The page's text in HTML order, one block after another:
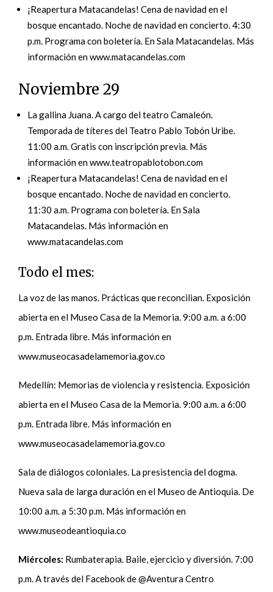
¡Reapertura Matacandelas! Cena de navidad en el
bosque encantado. Noche de navidad en concierto. 4:30
p.m. Programa con boletería. En Sala Matacandelas. Más
información en www.matacandelas.com
Noviembre 29
La gallina Juana. A cargo del teatro Camaleón.
Temporada de títeres del Teatro Pablo Tobón Uribe.
11:00 a.m. Gratis con inscripción previa. Más
información en www.teatropablotobon.com
¡Reapertura Matacandelas! Cena de navidad en el
bosque encantado. Noche de navidad en concierto.
11:30 a.m. Programa con boletería. En Sala
Matacandelas. Más información en
www.matacandelas.com
Todo el mes:
La voz de las manos. Prácticas que reconcilian. Exposición
abierta en el Museo Casa de la Memoria. 9:00 a.m. a 6:00
p.m. Entrada libre. Más información en
www.museocasadelamemoria.gov.co
Medellín: Memorias de violencia y resistencia. Exposición
abierta en el Museo Casa de la Memoria. 9:00 a.m. a 6:00
p.m. Entrada libre. Más información en
www.museocasadelamemoria.gov.co
Sala de diálogos coloniales. La presistencia del dogma.
Nueva sala de larga duración en el Museo de Antioquia. De
10:00 a.m. a 5:30 p.m. Más información en
www.museodeantioquia.co
Miércoles: Rumbaterapia. Baile, ejercicio y diversión. 7:00
p.m. A través del Facebook de @Aventura Centro